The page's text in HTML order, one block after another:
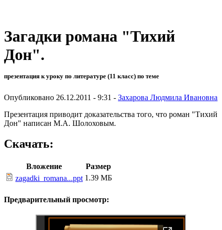
Загадки романа "Тихий
Дон".
презентация к уроку по литературе (11 класс) по теме
Опубликовано 26.12.2011 - 9:31 - Захарова Людмила Ивановна
Презентация приводит доказательства того, что роман "Тихий
Дон" написан М.А. Шолоховым.
Скачать:
Вложение
Размер
zagadki_romana...ppt 1.39 МБ
Предварительный просмотр: